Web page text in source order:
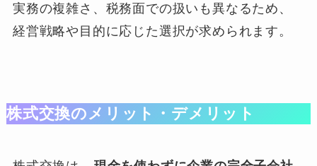
実務の複雑さ、税務面での扱いも異なるため、
経営戦略や目的に応じた選択が求められます。
株式交換のメリット・デメリット